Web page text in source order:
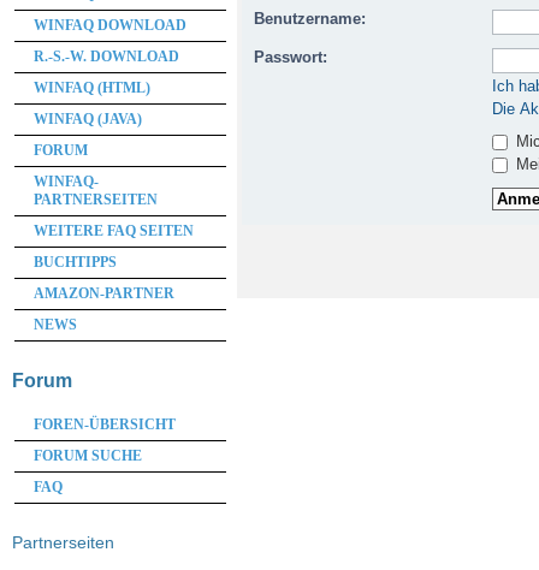
Benutzername:
Passwort:
Ich
Die
WINFAQ DOWNLOAD
R.-S.-W. DOWNLOAD
WINFAQ (HTML)
WINFAQ (JAVA)
FORUM
WINFAQ-
PARTNERSEITEN
WEITERE FAQ SEITEN
BUCHTIPPS
AMAZON-PARTNER
NEWS
Forum
FOREN-ÜBERSICHT
FORUM SUCHE
FAQ
Partnerseiten